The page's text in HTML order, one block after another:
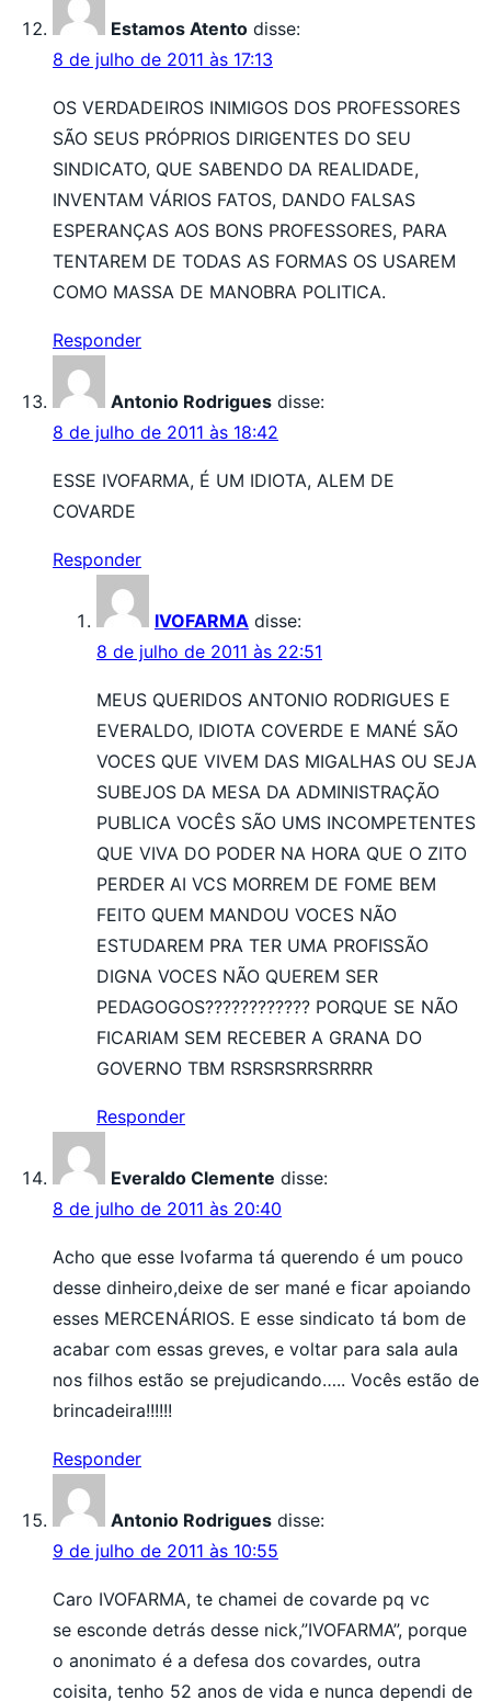
Estamos Atento disse:
8 de julho de 2011 às 17:13
OS VERDADEIROS INIMIGOS DOS PROFESSORES
SÃO SEUS PRÓPRIOS DIRIGENTES DO SEU
SINDICATO, QUE SABENDO DA REALIDADE,
INVENTAM VÁRIOS FATOS, DANDO FALSAS
ESPERANÇAS AOS BONS PROFESSORES, PARA
TENTAREM DE TODAS AS FORMAS OS USAREM
COMO MASSA DE MANOBRA POLITICA.
Responder
Antonio Rodrigues disse:
8 de julho de 2011 às 18:42
ESSE IVOFARMA, É UM IDIOTA, ALEM DE
COVARDE
Responder
IVOFARMA disse:
8 de julho de 2011 às 22:51
MEUS QUERIDOS ANTONIO RODRIGUES E
EVERALDO, IDIOTA COVERDE E MANÉ SÃO
VOCES QUE VIVEM DAS MIGALHAS OU SEJA
SUBEJOS DA MESA DA ADMINISTRAÇÃO
PUBLICA VOCÊS SÃO UMS INCOMPETENTES
QUE VIVA DO PODER NA HORA QUE O ZITO
PERDER AI VCS MORREM DE FOME BEM
FEITO QUEM MANDOU VOCES NÃO
ESTUDAREM PRA TER UMA PROFISSÃO
DIGNA VOCES NÃO QUEREM SER
PEDAGOGOS???????????? PORQUE SE NÃO
FICARIAM SEM RECEBER A GRANA DO
GOVERNO TBM RSRSRSRRSRRRR
Responder
Everaldo Clemente disse:
8 de julho de 2011 às 20:40
Acho que esse Ivofarma tá querendo é um pouco
desse dinheiro,deixe de ser mané e ficar apoiando
esses MERCENÁRIOS. E esse sindicato tá bom de
acabar com essas greves, e voltar para sala aula
nos filhos estão se prejudicando….. Vocês estão de
brincadeira!!!!!!
Responder
Antonio Rodrigues disse:
9 de julho de 2011 às 10:55
Caro IVOFARMA, te chamei de covarde pq vc
se esconde detrás desse nick,”IVOFARMA”, porque
o anonimato é a defesa dos covardes, outra
coisita, tenho 52 anos de vida e nunca dependi de